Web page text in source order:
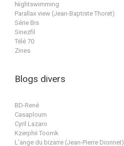
Nightswimming
Parallax view (Jean-Baptiste Thoret)
Série Bis
Sinezfil
Télé 70
Zines
Blogs divers
BD-René
Casaploum
Cyril Lazaro
Kzerphii Toomk
L'ange du bizarre (Jean-Pierre Dionnet)